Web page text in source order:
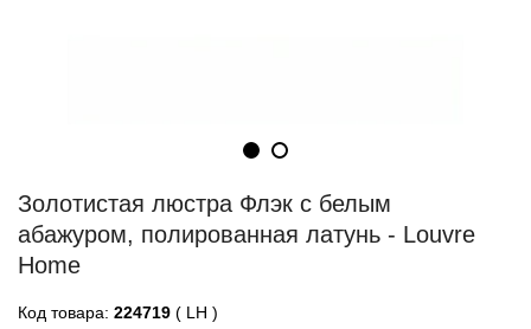
Золотистая люстра Флэк с белым
абажуром, полированная латунь - Louvre
Home
Код товара: 224719 ( LH )